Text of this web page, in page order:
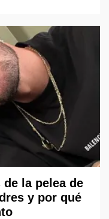
la pelea de
y por qué